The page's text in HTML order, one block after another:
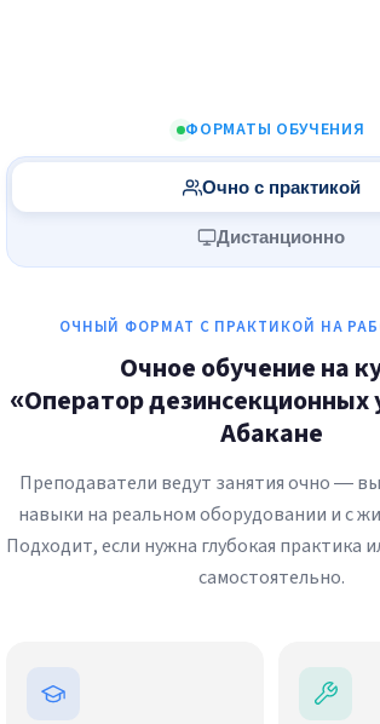
ФОРМАТЫ ОБУЧЕНИЯ
Очно с практикой
Дистанционно
ОЧНЫЙ ФОРМАТ С ПРАКТИКОЙ НА
Очное обучение на
«Оператор дезинсекционных
Абакане
Преподаватели ведут занятия очно —
навыки на реальном оборудовании и с
Подходит, если нужна глубокая практика
самостоятельно.